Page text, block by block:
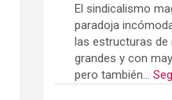
El sindicalismo
paradoja
las estructuras de
grandes y con
pero también...